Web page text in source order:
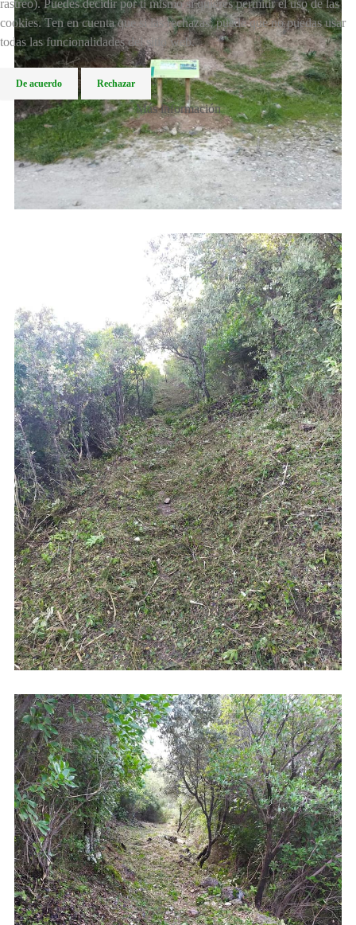
rastreo). Puedes decidir por ti mismo si quieres permitir el uso de las
cookies. Ten en cuenta que si las rechazas, puede que no puedas usar
todas las funcionalidades del sitio web.
De acuerdo Rechazar
Más información